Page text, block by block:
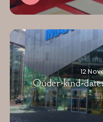
12
Ouder-kind-